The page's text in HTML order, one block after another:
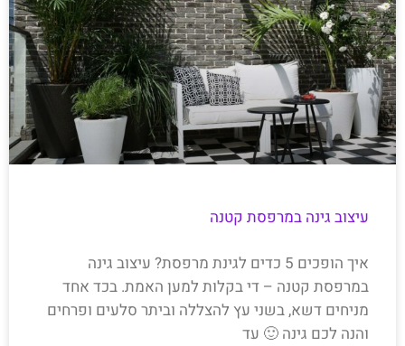
עיצוב גינה במרפסת קטנה
איך הופכים 5 כדים לגינת מרפסת? עיצוב גינה
במרפסת קטנה – די בקלות למען האמת. בכד אחד
מניחים דשא, בשני עץ להצללה וביתר סלעים ופרחים
והנה לכם גינה 🙂 עד